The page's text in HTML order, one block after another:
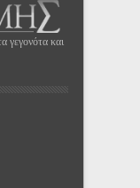
γεγονότα και